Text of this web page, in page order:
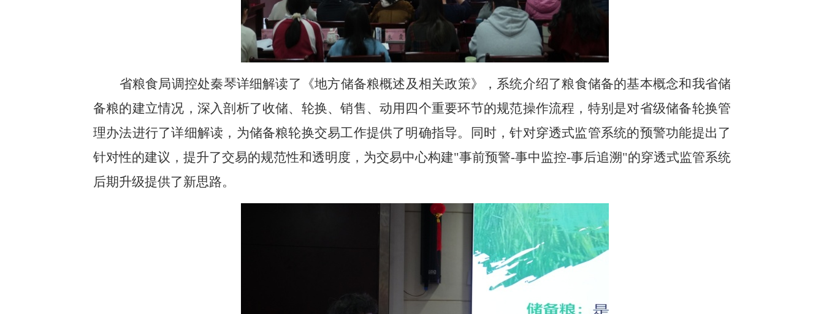
省粮食局调控处秦琴详细解读了《地方储备粮概述及相关政策》，系统介绍了粮食储备的基本概念和我省储
备粮的建立情况，深入剖析了收储、轮换、销售、动用四个重要环节的规范操作流程，特别是对省级储备轮换管
理办法进行了详细解读，为储备粮轮换交易工作提供了明确指导。同时，针对穿透式监管系统的预警功能提出了
针对性的建议，提升了交易的规范性和透明度，为交易中心构建"事前预警-事中监控-事后追溯"的穿透式监管系统
后期升级提供了新思路。